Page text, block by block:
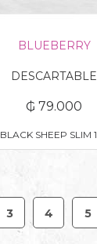
BLUEBERRY
DESCARTABLE
₲ 79.000
BLACK SHEEP SLIM
3 4 5